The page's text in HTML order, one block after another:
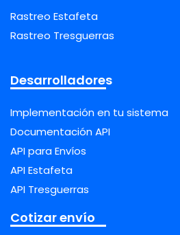
Rastreo Estafeta
Rastreo Tresguerras
Desarrolladores
Implementación en tu sistema
Documentación API
API para Envíos
API Estafeta
API Tresguerras
Cotizar envío